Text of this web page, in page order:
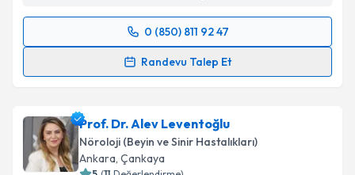
Takvim Talebini Gönder
0 (850) 811 92 47
Randevu Talep Et
Randevu Takvimi Talebi
takvim hazırlandığında e-posta ile bilgilendireceğiz.
E-posta Adresiniz
Prof. Dr. Alev Leventoğlu
Nöroloji (Beyin ve Sinir Hastalıkları)
Ankara, Çankaya